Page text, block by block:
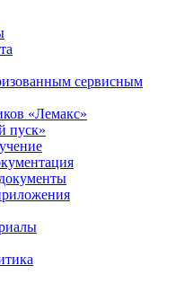
сервисным
«Лемакс»
пуск»